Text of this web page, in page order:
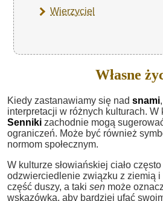
Wierzyciel
Własne
Kiedy zastanawiamy się nad snami
interpretacji w różnych kulturach.
Senniki zachodnie mogą
ograniczeń. Może być również
normom społecznym.
W kulturze słowiańskiej ciało
odzwierciedlenie związku z ziemią i
część duszy, a taki sen może
wskazówka, aby bardziej ufać